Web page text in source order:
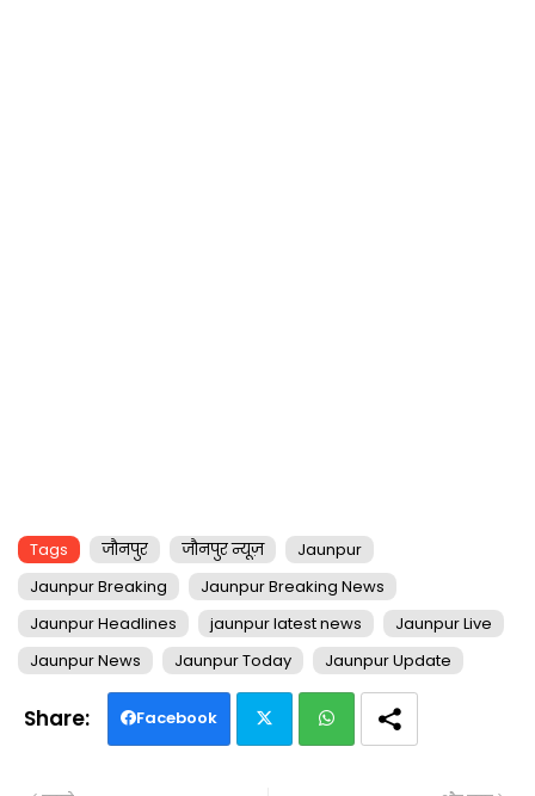
Tags जौनपुर जौनपुर न्यूज़
Jaunpur
Jaunpur Breaking
Jaunpur Breaking News
Jaunpur Headlines
jaunpur latest news
Jaunpur Live
Jaunpur News
Jaunpur Today Jaunpur Update
Facebook